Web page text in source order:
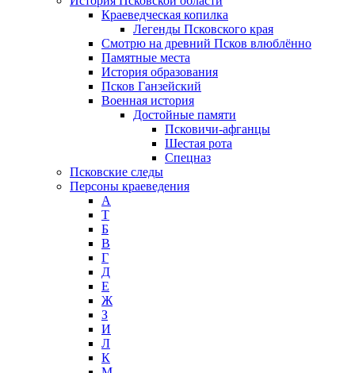
Краеведческая копилка
Легенды Псковского края
Смотрю на древний Псков влюблённо
Памятные места
История образования
Псков Ганзейский
Военная история
Достойные памяти
Псковичи-афганцы
Шестая рота
Спецназ
Псковские следы
Персоны краеведения
А
T
Б
В
Г
Д
Е
Ж
З
И
Л
К